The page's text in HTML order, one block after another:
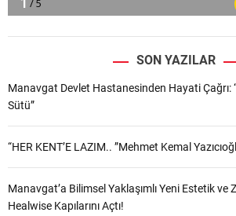
SON YAZILAR
Manavgat Devlet Hastanesinden Hayati Çağrı:
Sütü”
“HER KENT’E LAZIM.. ”Mehmet Kemal
Manavgat’a Bilimsel Yaklaşımlı Yeni Estetik ve
Healwise Kapılarını Açtı!